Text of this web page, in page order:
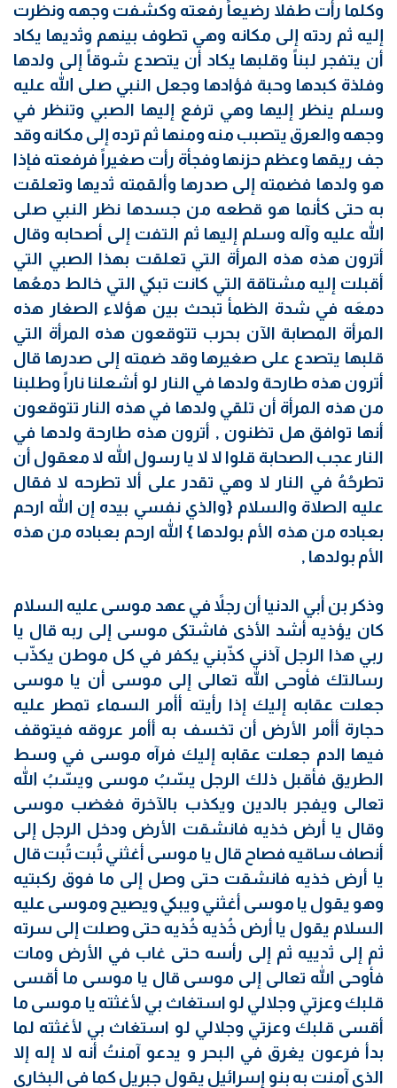
وكلما رأت طفلا رضيعاً رفعته وكشفت وجهه ونظرت
إليه ثم ردته إلى مكانه وهي تطوف بينهم وثديها يكاد
أن يتفجر لبناً وقلبها يكاد أن يتصدع شوقاً إلى ولدها
وفلذة كبدها وحبة فؤادها وجعل النبي صلى الله عليه
وسلم ينظر إليها وهي ترفع إليها الصبي وتنظر في
وجهه والعرق يتصبب منه ومنها ثم ترده إلى مكانه وقد
جف ريقها وعظم حزنها وفجأة رأت صغيراً فرفعته فإذا
هو ولدها فضمته إلى صدرها وألقمته ثديها وتعلقت
به حتى كأنما هو قطعه من جسدها نظر النبي صلى
الله عليه وآله وسلم إليها ثم التفت إلى أصحابه وقال
أترون هذه هذه المرأة التي تعلقت بهذا الصبي التي
أقبلت إليه مشتاقة التي كانت تبكي التي خالط دمعُها
دمعَه في شدة الظمأ تبحث بين هؤلاء الصغار هذه
المرأة المصابة الآن بحرب تتوقعون هذه المرأة التي
قلبها يتصدع على صغيرها وقد ضمته إلى صدرها قال
أترون هذه طارحة ولدها في النار لو أشعلنا ناراً وطلبنا
من هذه المرأة أن تلقي ولدها في هذه النار تتوقعون
أنها توافق هل تظنون , أترون هذه طارحة ولدها في
النار عجب الصحابة قلوا لا لا يا رسول الله لا معقول أن
تطرحُهُ في النار لا وهي تقدر على ألا تطرحه لا فقال
عليه الصلاة والسلام {والذي نفسي بيده إن الله ارحم
بعباده من هذه الأم بولدها } الله ارحم بعباده من هذه
الأم بولدها ,
وذكر بن أبي الدنيا أن رجلاً في عهد موسى عليه السلام
كان يؤذيه أشد الأذى فاشتكى موسى إلى ربه قال يا
ربي هذا الرجل آذني كذّبني يكفر في كل موطن يكذّب
رسالتك فأوحى الله تعالى إلى موسى أن يا موسى
جعلت عقابه إليك إذا رأيته أأمر السماء تمطر عليه
حجارة أأمر الأرض أن تخسف به أأمر عروقه فيتوقف
فيها الدم جعلت عقابه إليك فرآه موسى في وسط
الطريق فأقبل ذلك الرجل يسّبُ موسى ويسّبُ الله
تعالى ويفجر بالدين ويكذب بالآخرة فغضب موسى
وقال يا أرض خذيه فانشقت الأرض ودخل الرجل إلى
أنصاف ساقيه فصاح قال يا موسى أغثني تُبت تُبت قال
يا أرض خذيه فانشقت حتى وصل إلى ما فوق ركبتيه
وهو يقول يا موسى أغثني ويبكي ويصيح وموسى عليه
السلام يقول يا أرض خُذيه خُذيه حتى وصلت إلى سرته
ثم إلى ثدييه ثم إلى رأسه حتى غاب في الأرض ومات
فأوحى الله تعالى إلى موسى قال يا موسى ما أقسى
قلبك وعزتي وجلالي لو استغاث بي لأغثته يا موسى ما
أقسى قلبك وعزتي وجلالي لو استغاث بي لأغثته لما
بدأ فرعون يغرق في البحر و يدعو آمنتُ أنه لا إله إلا
الذي آمنت به بنو إسرائيل يقول جبريل كما في البخاري